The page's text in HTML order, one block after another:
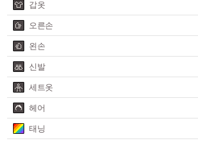
갑옷
오른손
왼손
신발
세트옷
헤어
태닝